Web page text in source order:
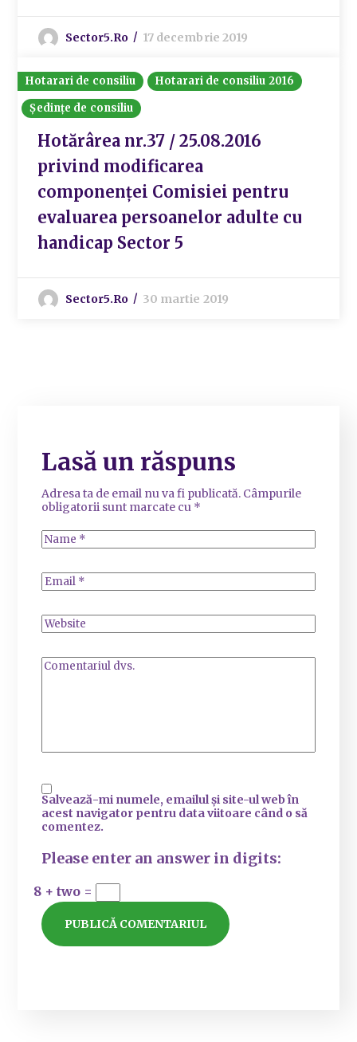
Sector5.ro 17 decembrie 2019
Hotarari de consiliu
Hotarari de consiliu 2016
Ședințe de consiliu
Hotărârea nr.37 / 25.08.2016
privind modificarea
componenței Comisiei pentru
evaluarea persoanelor adulte cu
handicap Sector 5
Sector5.ro 30 martie 2019
Lasă un răspuns
Adresa ta de email nu va fi publicată. Câmpurile
obligatorii sunt marcate cu *
Salvează-mi numele, emailul și site-ul web în
acest navigator pentru data viitoare când o să
comentez.
Please enter an answer in digits:
8 + two =